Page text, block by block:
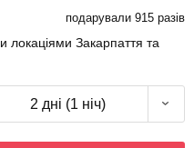
подарували 915 разів
локаціями Закарпаття та
2 дні (1 ніч)